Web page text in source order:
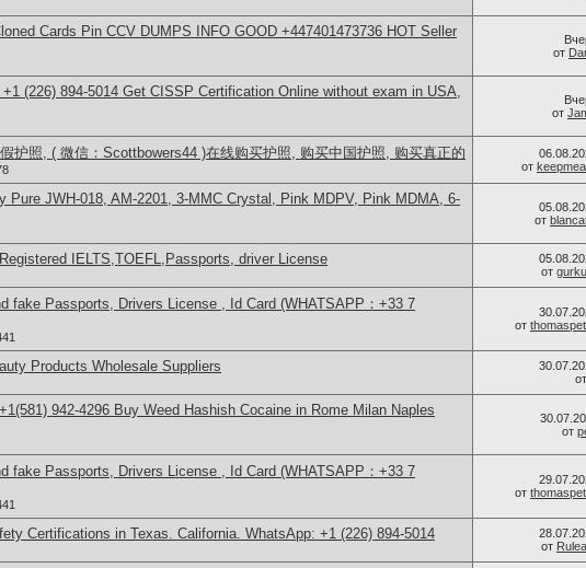
Cards Pin CCV DUMPS INFO GOOD +447401473736 HOT Seller
от
(226) 894-5014​ Get CISSP Certification Online without exam in USA,
от
护照, ( 微信：Scottbowers44 )在线购买护照, 购买中国护照, 购买真正的
от
Pure JWH-018, AM-2201, 3-MMC Crystal, Pink MDPV, Pink MDMA, 6-
от
IELTS,TOEFL,Passports, driver License
от
fake Passports, Drivers License , Id Card (WHATSAPP：+33 7
от
Products Wholesale Suppliers
от
942-4296 Buy Weed Hashish Cocaine in Rome Milan Naples
от
fake Passports, Drivers License , Id Card (WHATSAPP：+33 7
от
Certifications in Texas. California. WhatsApp: +1 (226) 894-5014
от